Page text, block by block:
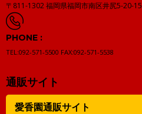
〒811-1302福岡県福岡市南区井尻5-20-15
PHONE :
TEL:092-571-5500 FAX:092-571-5538
通販サイト
愛香園通販サイト